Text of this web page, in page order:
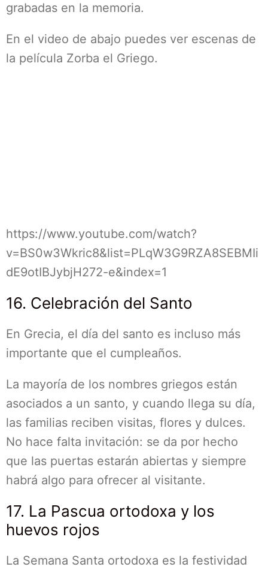
grabadas en la memoria.
En el video de abajo puedes ver escenas de
la película Zorba el Griego.
https://www.youtube.com/watch?
v=BS0w3Wkric8&list=PLqW3G9RZA8SEBMIi
dE9otIBJybjH272-e&index=1
16. Celebración del Santo
En Grecia, el día del santo es incluso más
importante que el cumpleaños.
La mayoría de los nombres griegos están
asociados a un santo, y cuando llega su día,
las familias reciben visitas, flores y dulces.
No hace falta invitación: se da por hecho
que las puertas estarán abiertas y siempre
habrá algo para ofrecer al visitante.
17. La Pascua ortodoxa y los
huevos rojos
La Semana Santa ortodoxa es la festividad